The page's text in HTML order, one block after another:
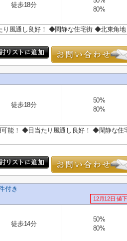
徒歩18分
80%
風通し良好！ ◆閑静な住宅街 ◆北東角地
徒歩18分
50%
80%
能！ ◆日当たり風通し良好！ ◆閑静な住
付き
12月12日 値
徒歩14分
50%
80%